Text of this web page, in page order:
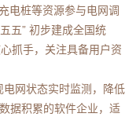
电桩等资源参与电网调
五” 初步建成全国统
抓手，关注具备用户资
网状态实时监测，降低
据积累的软件企业，适